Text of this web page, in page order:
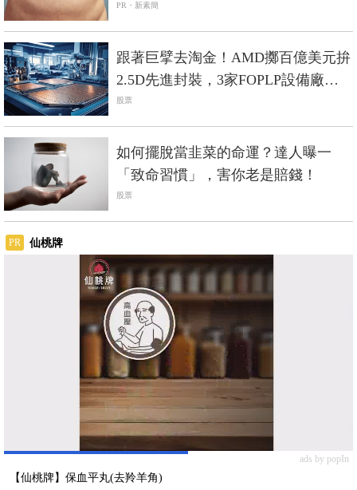
PR・新素簡
跟著巨擘去淘金！AMD擲百億美元拚
2.5D先進封裝，3家FOPLP設備廠搶
商機
股票
如何擺脫當韭菜的命運？達人曝一
「致命習慣」，害你老是賠錢！
股票
PR 仙桃牌
ads by popIn
【仙桃牌】保血平丸(去羚羊角)